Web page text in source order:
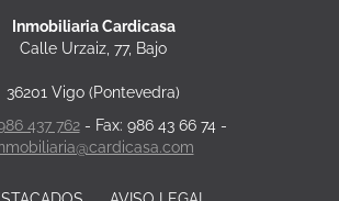
Inmobiliaria Cardicasa
Calle Urzaiz, 77, Bajo
36201 Vigo (Pontevedra)
437 762- Fax: 986 43 66 74 -